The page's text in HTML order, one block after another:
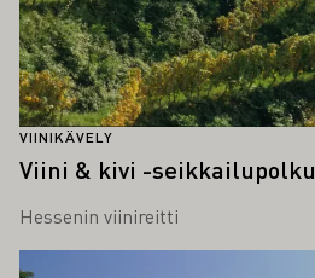
VIINIKÄVELY
Viini & kivi -seikkailupolku
Hessenin viinireitti
Lue lisää